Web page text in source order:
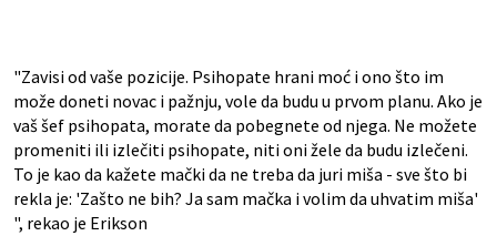
"Zavisi od vaše pozicije. Psihopate hrani moć i ono što im
može doneti novac i pažnju, vole da budu u prvom planu. Ako je
vaš šef psihopata, morate da pobegnete od njega. Ne možete
promeniti ili izlečiti psihopate, niti oni žele da budu izlečeni.
To je kao da kažete mački da ne treba da juri miša - sve što bi
rekla je: 'Zašto ne bih? Ja sam mačka i volim da uhvatim miša'
", rekao je Erikson